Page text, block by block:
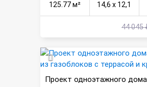
125.77 м² 14,6 х 12,1
44 045
Проект одноэтажного